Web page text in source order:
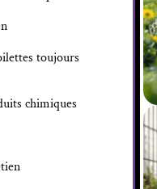
toujours
chimiques